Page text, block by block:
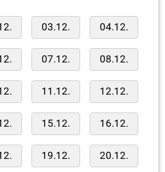
03.12. 04.12.
07.12. 08.12.
11.12. 12.12.
15.12. 16.12.
19.12. 20.12.